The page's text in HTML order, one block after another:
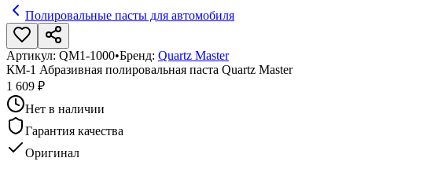
Полировальные пасты для автомобиля
Артикул: QM1-1000•Бренд: Quartz Master
КМ-1 Абразивная полировальная паста Quartz Master
1 609 ₽
Нет в наличии
Гарантия качества
Оригинал